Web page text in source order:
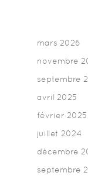
mars 2026
novembre
septembre
avril 2025
février 2025
juillet 2024
décembre
septembre